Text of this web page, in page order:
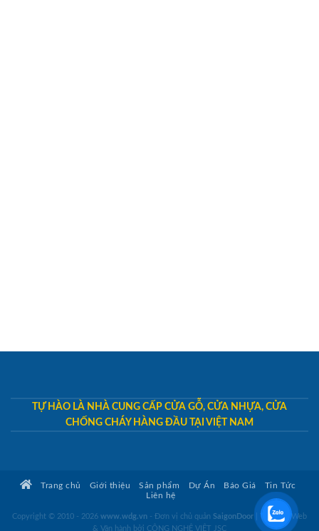
TỰ HÀO LÀ NHÀ CUNG CẤP CỬA GỖ, CỬA NHỰA, CỬA
CHỐNG CHÁY HÀNG ĐẦU TẠI VIỆT NAM
Trang chủ Giới thiệu Sản phẩm Dự Án Báo Giá
Tin Tức
Liên hệ
Copyright © 2010 - 2026 www.wdg.vn - Đơn vị chủ quản SaigonDoor
Thiết kế Web
& Vận hành bởi CÔNG NGHỆ VIỆT JSC